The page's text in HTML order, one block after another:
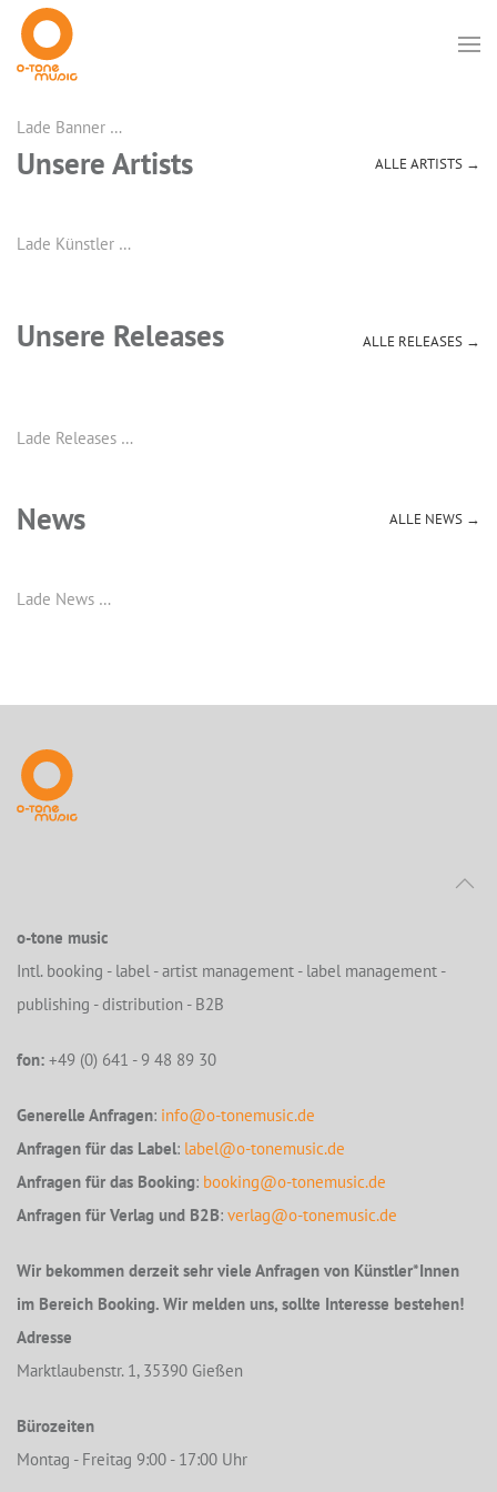
Lade Banner …
Unsere Artists ALLE ARTISTS →
Lade Künstler …
Unsere Releases ALLE RELEASES →
Lade Releases …
News ALLE NEWS →
Lade News …
o-tone music
Intl. booking - label - artist management - label management -
publishing - distribution - B2B
fon: +49 (0) 641 - 9 48 89 30
Generelle Anfragen: info@o-tonemusic.de
Anfragen für das Label: label@o-tonemusic.de
Anfragen für das Booking: booking@o-tonemusic.de
Anfragen für Verlag und B2B: verlag@o-tonemusic.de
Wir bekommen derzeit sehr viele Anfragen von Künstler*Innen
im Bereich Booking. Wir melden uns, sollte Interesse bestehen!
Adresse
Marktlaubenstr. 1, 35390 Gießen
Bürozeiten
Montag - Freitag 9:00 - 17:00 Uhr